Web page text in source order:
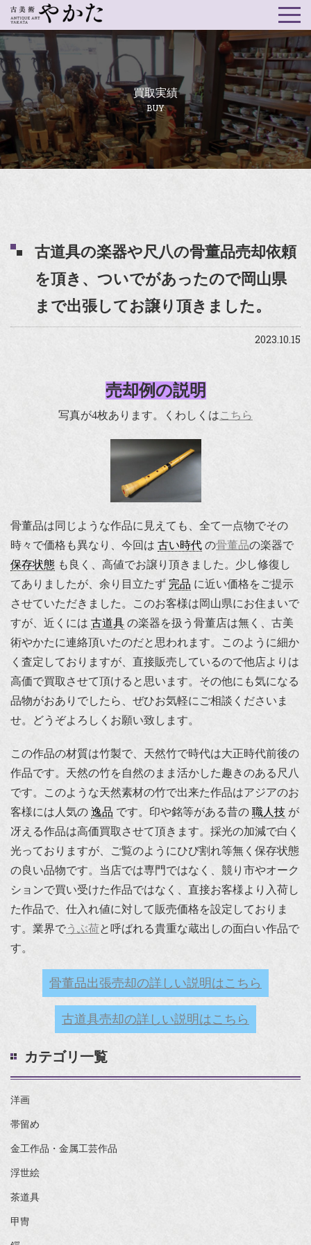
買取実績
BUY
古道具の楽器や尺八の骨董品売却依頼
を頂き、ついでがあったので岡山県
まで出張してお譲り頂きました。
2023.10.15
売却例の説明
写真が4枚あります。くわしくはこちら
骨董品は同じような作品に見えても、全て一点物でその
時々で価格も異なり、今回は 古い時代 の骨董品の楽器で
保存状態 も良く、高値でお譲り頂きました。少し修復し
てありましたが、余り目立たず 完品 に近い価格をご提示
させていただきました。このお客様は岡山県にお住まいで
すが、近くには 古道具 の楽器を扱う骨董店は無く、古美
術やかたに連絡頂いたのだと思われます。このように細か
く査定しておりますが、直接販売しているので他店よりは
高価で買取させて頂けると思います。その他にも気になる
品物がおありでしたら、ぜひお気軽にご相談くださいま
せ。どうぞよろしくお願い致します。
この作品の材質は竹製で、天然竹で時代は大正時代前後の
作品です。天然の竹を自然のまま活かした趣きのある尺八
です。このような天然素材の竹で出来た作品はアジアのお
客様には人気の 逸品 です。印や銘等がある昔の 職人技 が
冴える作品は高価買取させて頂きます。採光の加減で白く
光っておりますが、ご覧のようにひび割れ等無く保存状態
の良い品物です。当店では専門ではなく、競り市やオーク
ションで買い受けた作品ではなく、直接お客様より入荷し
た作品で、仕入れ値に対して販売価格を設定しておりま
す。業界でうぶ荷と呼ばれる貴重な蔵出しの面白い作品で
す。
骨董品出張売却の詳しい説明はこちら
古道具売却の詳しい説明はこちら
カテゴリ一覧
洋画
帯留め
金工作品・金属工芸作品
浮世絵
茶道具
甲冑